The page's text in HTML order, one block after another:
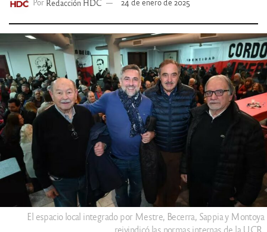
Por Redacción HDC 24 de enero de 2025
El espacio local integrado por Mestre, Becerra, Sappia y Montoya
reivindicó las normas internas de la UCR.